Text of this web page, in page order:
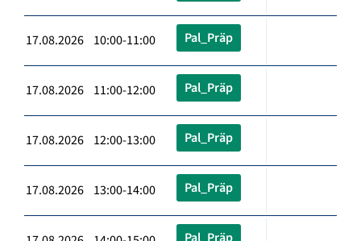
17.08.2026 10:00-11:00 Pal_Präp
17.08.2026 11:00-12:00 Pal_Präp
17.08.2026 12:00-13:00 Pal_Präp
17.08.2026 13:00-14:00 Pal_Präp